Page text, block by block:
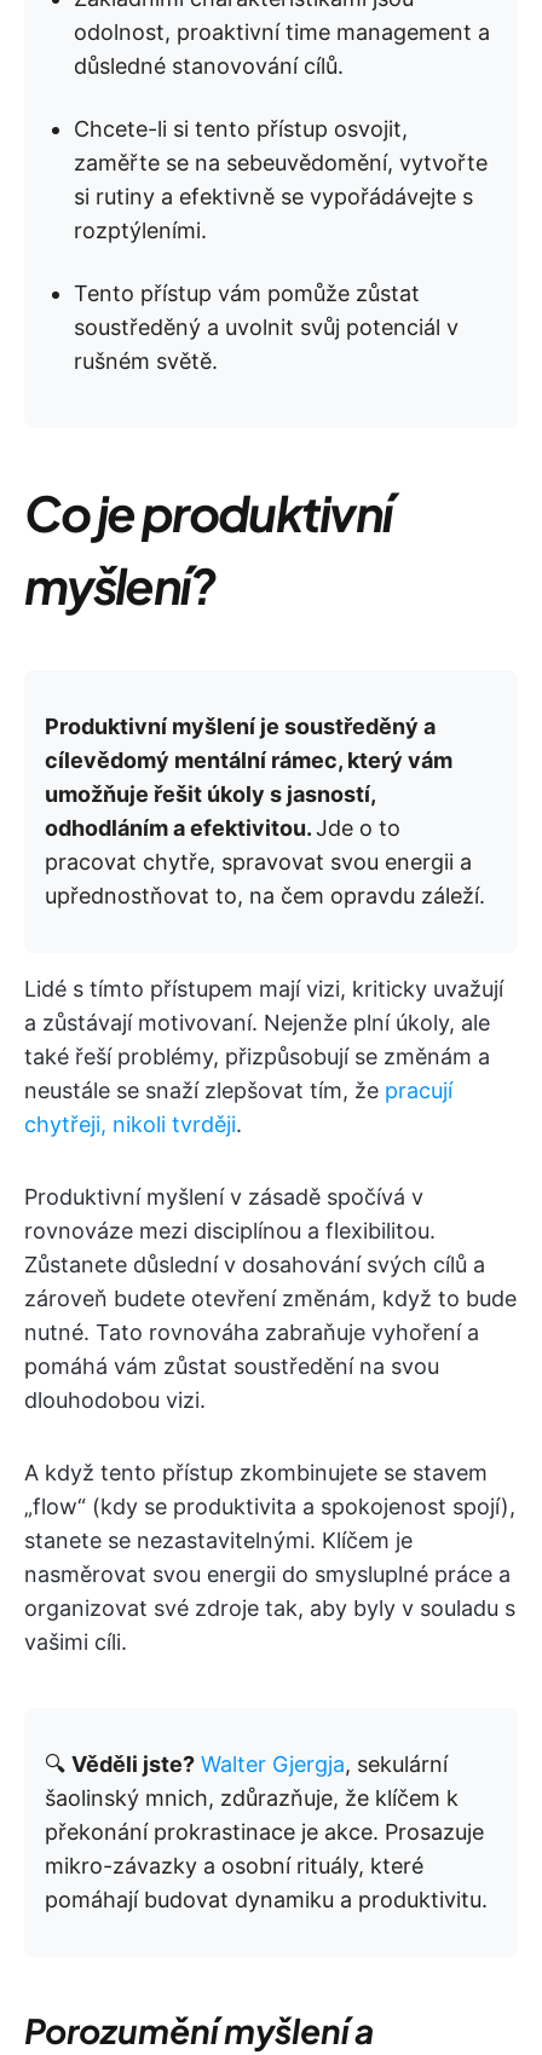
odolnost, proaktivní time management a
důsledné stanovování cílů.
Chcete-li si tento přístup osvojit,
zaměřte se na sebeuvědomění, vytvořte
si rutiny a efektivně se vypořádávejte s
rozptýleními.
Tento přístup vám pomůže zůstat
soustředěný a uvolnit svůj potenciál v
rušném světě.
Co je produktivní
myšlení?
Produktivní myšlení je soustředěný a
cílevědomý mentální rámec, který vám
umožňuje řešit úkoly s jasností,
odhodláním a efektivitou.Jde o to
pracovat chytře, spravovat svou energii a
upřednostňovat to, na čem opravdu záleží.
Lidé s tímto přístupem mají vizi, kriticky uvažují
a zůstávají motivovaní. Nejenže plní úkoly, ale
také řeší problémy, přizpůsobují se změnám a
neustále se snaží zlepšovat tím, že pracují
chytřeji, nikoli tvrději.
Produktivní myšlení v zásadě spočívá v
rovnováze mezi disciplínou a flexibilitou.
Zůstanete důslední v dosahování svých cílů a
zároveň budete otevření změnám, když to bude
nutné. Tato rovnováha zabraňuje vyhoření a
pomáhá vám zůstat soustředění na svou
dlouhodobou vizi.
A když tento přístup zkombinujete se stavem
„flow“ (kdy se produktivita a spokojenost spojí),
stanete se nezastavitelnými. Klíčem je
nasměrovat svou energii do smysluplné práce a
organizovat své zdroje tak, aby byly v souladu s
vašimi cíli.
🔍 Věděli jste? Walter Gjergja, sekulární
šaolinský mnich, zdůrazňuje, že klíčem k
překonání prokrastinace je akce. Prosazuje
mikro-závazky a osobní rituály, které
pomáhají budovat dynamiku a produktivitu.
Porozumění myšlení a